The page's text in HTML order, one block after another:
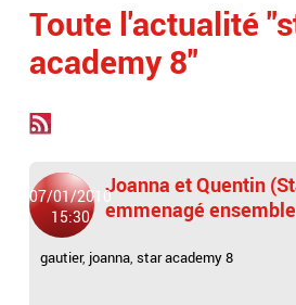
Toute l'actualité
academy 8"
07/01/2010
15:30
Joanna et Quentin
emmenagé ensemble
gautier, joanna,star academy 8